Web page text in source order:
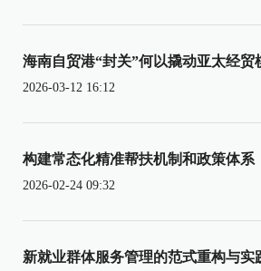
海南自贸港“封关”何以撬动亚太经贸
2026-03-12 16:12
构建常态化精准帮扶机制和政策体系
2026-02-24 09:32
新就业群体服务管理的范式重构与实